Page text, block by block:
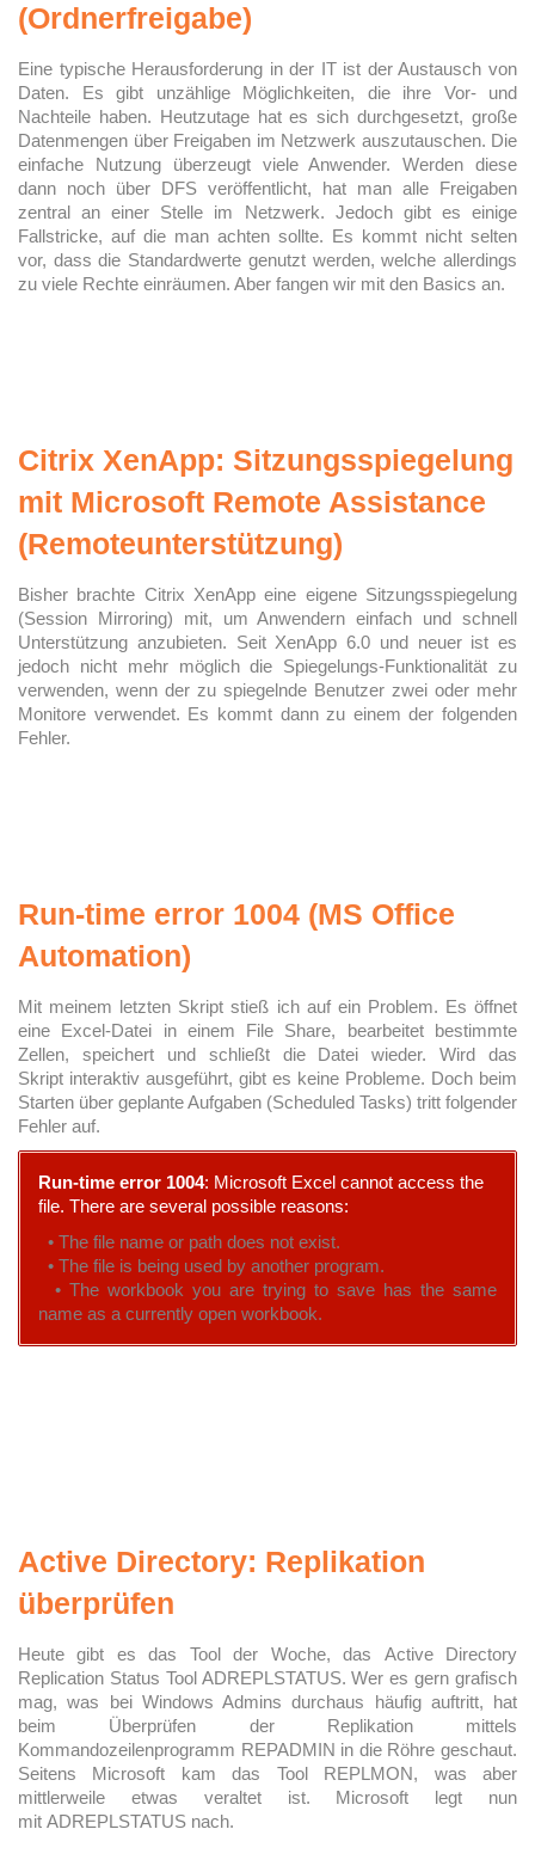
(Ordnerfreigabe)
Eine typische Herausforderung in der IT ist der Austausch von
Daten. Es gibt unzählige Möglichkeiten, die ihre Vor- und
Nachteile haben. Heutzutage hat es sich durchgesetzt, große
Datenmengen über Freigaben im Netzwerk auszutauschen. Die
einfache Nutzung überzeugt viele Anwender. Werden diese
dann noch über DFS veröffentlicht, hat man alle Freigaben
zentral an einer Stelle im Netzwerk. Jedoch gibt es einige
Fallstricke, auf die man achten sollte. Es kommt nicht selten
vor, dass die Standardwerte genutzt werden, welche allerdings
zu viele Rechte einräumen. Aber fangen wir mit den Basics an.
Citrix XenApp: Sitzungsspiegelung
mit Microsoft Remote Assistance
(Remoteunterstützung)
Bisher brachte Citrix XenApp eine eigene Sitzungsspiegelung
(Session Mirroring) mit, um Anwendern einfach und schnell
Unterstützung anzubieten. Seit XenApp 6.0 und neuer ist es
jedoch nicht mehr möglich die Spiegelungs-Funktionalität zu
verwenden, wenn der zu spiegelnde Benutzer zwei oder mehr
Monitore verwendet. Es kommt dann zu einem der folgenden
Fehler.
Run-time error 1004 (MS Office
Automation)
Mit meinem letzten Skript stieß ich auf ein Problem. Es öffnet
eine Excel-Datei in einem File Share, bearbeitet bestimmte
Zellen, speichert und schließt die Datei wieder. Wird das
Skript interaktiv ausgeführt, gibt es keine Probleme. Doch beim
Starten über geplante Aufgaben (Scheduled Tasks) tritt folgender
Fehler auf.
Run-time error 1004: Microsoft Excel cannot access the
file. There are several possible reasons:
• The file name or path does not exist.
• The file is being used by another program.
• The workbook you are trying to save has the same
name as a currently open workbook.
Active Directory: Replikation
überprüfen
Heute gibt es das Tool der Woche, das Active Directory
Replication Status Tool ADREPLSTATUS. Wer es gern grafisch
mag, was bei Windows Admins durchaus häufig auftritt, hat
beim Überprüfen der Replikation mittels
Kommandozeilenprogramm REPADMIN in die Röhre geschaut.
Seitens Microsoft kam das Tool REPLMON, was aber
mittlerweile etwas veraltet ist. Microsoft legt nun
mit ADREPLSTATUS nach.